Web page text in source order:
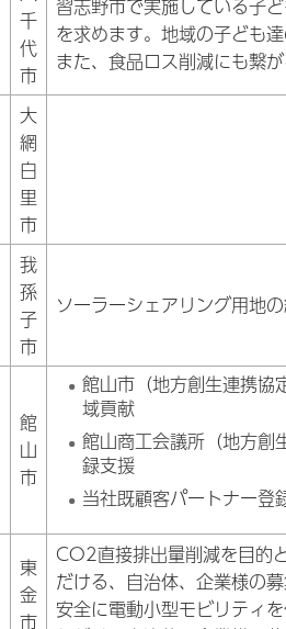
千
代
市
習志野市で実施している子
を求めます。地域の子ども
また、食品ロス削減にも繋
大
網
白
里
市
我
孫
子
市
ソーラーシェアリング用地
館
山
市
館山市（地方創生連携協
域貢献
館山商工会議所（地方創
録支援
当社既顧客パートナー登
東
金
市
CO2直接排出量削減を目的
だける、自治体、企業様の募
安全に電動小型モビリティ